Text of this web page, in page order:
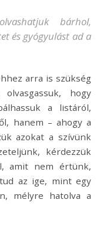
bárhol,
és gyógyulást ad a
arra is szükség
hogy
a listáról,
hanem – ahogy a
azokat a szívünk
kérdezzük
amit nem értünk,
az ige, mint egy
mélyre hatolva a